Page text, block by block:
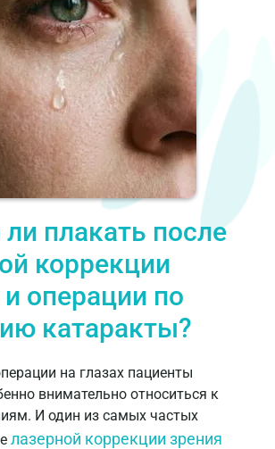
плакать после
коррекции
операции по
катаракты?
на глазах пациенты
внимательно относиться к
И один из самых частых
лазерной коррекции зрения